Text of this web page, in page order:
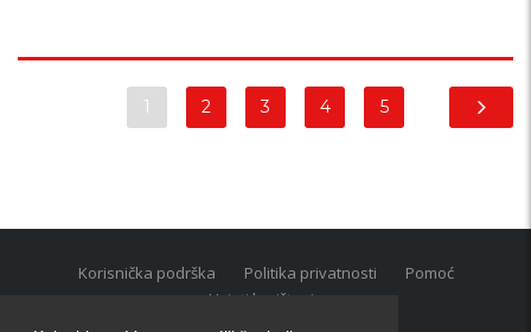
1 2 3 4 5
Korisnička podrška Politika privatnosti
Pomoć
Uvjeti korištenja